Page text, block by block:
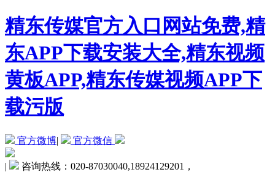
精东传媒官方入口网站免费,精
东APP下载安装大全,精东视频
黄板APP,精东传媒视频APP下
载污版
官方微博| 官方微信
|
咨询热线：020-87030040,18924129201，